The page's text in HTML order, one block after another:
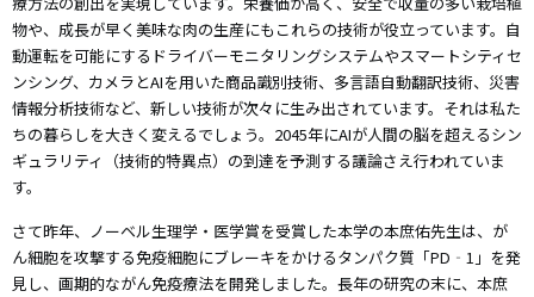
物や、成長が早く美味な肉の生産にもこれらの技術が役立っています。自
動運転を可能にするドライバーモニタリングシステムやスマートシティセ
ンシング、カメラとAIを用いた商品識別技術、多言語自動翻訳技術、災害
情報分析技術など、新しい技術が次々に生み出されています。それは私た
ちの暮らしを大きく変えるでしょう。2045年にAIが人間の脳を超えるシン
ギュラリティ（技術的特異点）の到達を予測する議論さえ行われていま
す。
さて昨年、ノーベル生理学・医学賞を受賞した本学の本庶佑先生は、が
ん細胞を攻撃する免疫細胞にブレーキをかけるタンパク質「PD‐1」を発
見し、画期的ながん免疫療法を開発しました。長年の研究の末に、本庶